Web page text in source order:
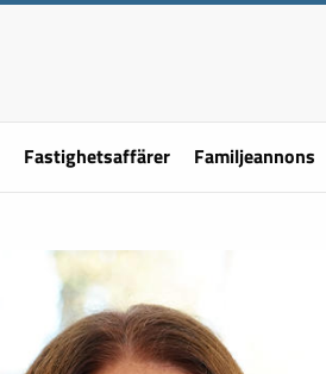
Fastighetsaffärer Familjeannons